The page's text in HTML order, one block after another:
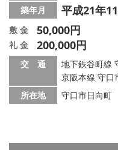
築年月 平成21年
敷 金 50,000円
礼 金 200,000円
交 通
地下鉄谷町線
京阪本線 守口
所在地
守口市日向町